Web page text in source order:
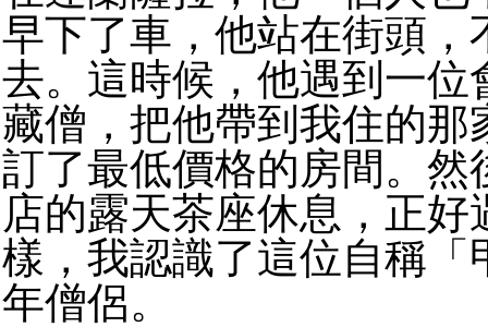
早下了車，他站在街頭，
去。這時候，他遇到一位
藏僧，把他帶到我住的那
訂了最低價格的房間。然
店的露天茶座休息，正好
樣，我認識了這位自稱「
年僧侶。